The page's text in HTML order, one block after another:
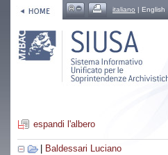
italiano | English
espandi l'albero
Baldessari Luciano